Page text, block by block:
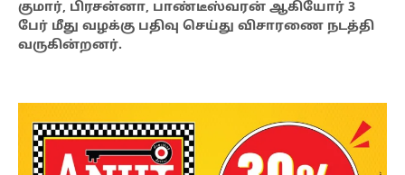
குமார், பிரசன்னா, பாண்டீஸ்வரன் ஆகியோர் 3
பேர் மீது வழக்கு பதிவு செய்து விசாரணை நடத்தி
வருகின்றனர்.